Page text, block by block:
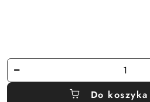
Ilość
Do koszyka